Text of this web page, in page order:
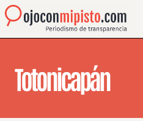
Totonicapán